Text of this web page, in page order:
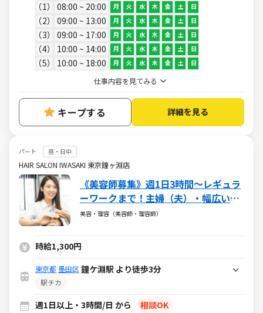
1
08:00 ~ 20:00 月 火 水 木 金 土 日
2 09:00 ~ 13:00 月 火 水 木 金 土 日
3 09:00 ~ 17:00 月 火 水 木 金 土 日
4 10:00 ~ 14:00 月 火 水 木 金 土 日
5 10:00 ~ 18:00 月 火 水 木 金 土 日
仕事内容を見てみる
キープする 詳細を見る
パート 昼・日中
HAIR SALON IWASAKI 東京鐘ヶ淵店
《美容師募集》週1日3時間～レギュラ
ーワークまで！主婦（夫）・幅広い年
代が活躍しています
美容・理容（美容師・理容師）
時給1,300円
東京都 墨田区 鐘ケ淵駅 より徒歩3分
駅チカ
週1日以上・3時間/日 から
相談OK